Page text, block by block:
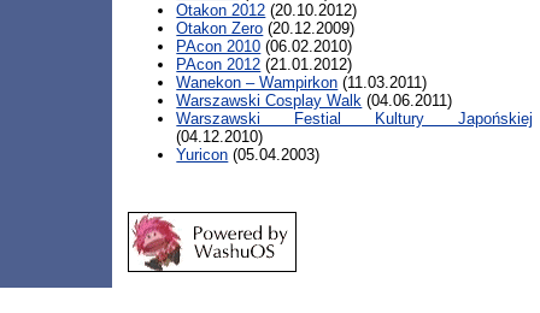
Otakon 2012 (20.10.2012)
Otakon Zero (20.12.2009)
PAcon 2010 (06.02.2010)
PAcon 2012 (21.01.2012)
Wanekon – Wampirkon (11.03.2011)
Warszawski Cosplay Walk (04.06.2011)
Warszawski Festial Kultury Japońskiej
(04.12.2010)
Yuricon (05.04.2003)